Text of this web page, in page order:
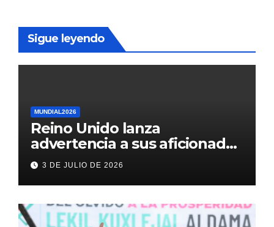
Sigue leyendo
MUNDIAL2026
Reino Unido lanza
advertencia a sus aficionados
antes del México vs
Inglaterra en el Mundial 2026
3 DE JULIO DE 2026